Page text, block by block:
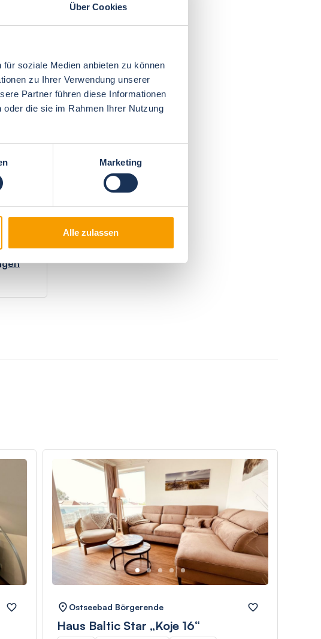
Über Cookies
soziale Medien anbieten zu können
zu Ihrer Verwendung unserer
Partner führen diese Informationen
die sie im Rahmen Ihrer Nutzung
Marketing
Alle zulassen
4.8
auf
Ostseebad Börgerende
Haus Baltic Star „Koje 16“